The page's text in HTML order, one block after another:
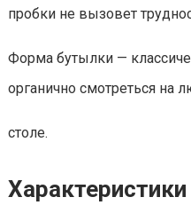
пробки не вызовет
Форма бутылки —
органично смотреться на
столе.
Характеристики